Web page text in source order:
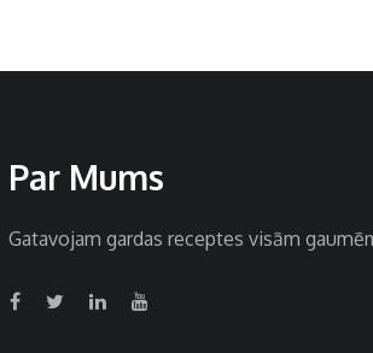
Par Mums
Gatavojam gardas receptes visām